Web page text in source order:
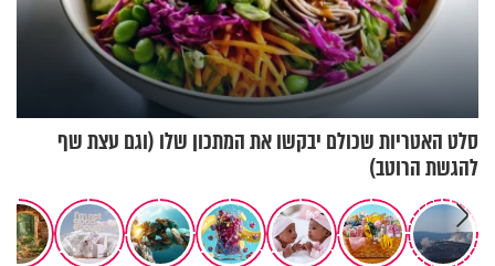
סלט האטריות שכולם יבקשו את המתכון שלו (וגם עצת שף
להגשת הרוטב)